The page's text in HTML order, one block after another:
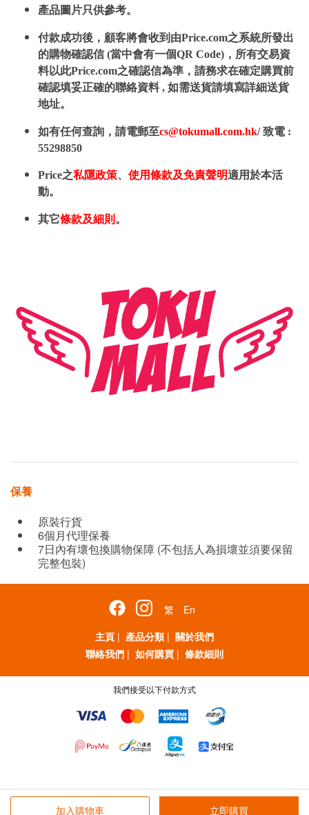
加入購物車 立即購買
產品圖片只供參考。
付款成功後，顧客將會收到由Price.com之系統所發出
的購物確認信 (當中會有一個QR Code)，所有交易資
料以此Price.com之確認信為準，請務求在確定購買前
確認填妥正確的聯絡資料 , 如需送貨請填寫詳細送貨
地址。
如有任何查詢，請電郵至cs@tokumall.com.hk/ 致電 :
55298850
Price之私隱政策、 使用條款及免責聲明適用於本活
動。
其它條款及細則 。
保養
原裝行貨
6個月代理保養
7日內有壞包換購物保障 (不包括人為損壞並須要保留
完整包裝)
繁
En
主頁 | 產品分類 | 關於我們
聯絡我們 | 如何購買 | 條款細則
我們接受以下付款方式